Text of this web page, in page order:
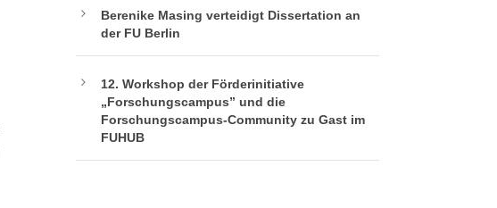
Berenike Masing verteidigt Dissertation an
der FU Berlin
12. Workshop der Förderinitiative
„Forschungscampus” und die
Forschungscampus-Community zu Gast im
FUHUB